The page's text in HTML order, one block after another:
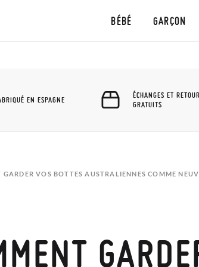
BÉBÉ GARÇON
EN ESPAGNE
ÉCHANGES ET
GRATUITS
GARDER VOS BOTTES AUSTRALIENNES COMME